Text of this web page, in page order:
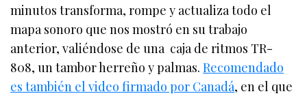
minutos transforma, rompe y actualiza todo el
mapa sonoro que nos mostró en su trabajo
anterior, valiéndose de una caja de ritmos TR-
808, un tambor herreño y palmas.Recomendado
es también el video firmado por Canadá, en el que